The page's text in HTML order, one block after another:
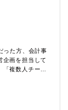
背景】AGSコ
大や金融機関か
員しています。
事業承継関連
。銀行からの紹
用です。【組織
齢38歳・コン
サポートスタッ
得支援制度あり
事業部長クラス
った方、会計事
企画を担当して
「複数人チーム
・中小企業か
財務・経営管
す。・単なる